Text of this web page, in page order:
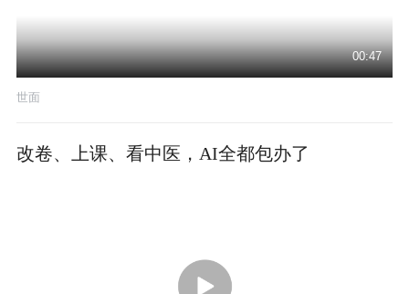
00:47
世面
改卷、上课、看中医，AI全都包办了